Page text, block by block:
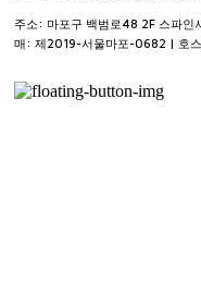
주소: 마포구 백범로48 2F 스파인
매: 제2019-서울마포-0682 | 호